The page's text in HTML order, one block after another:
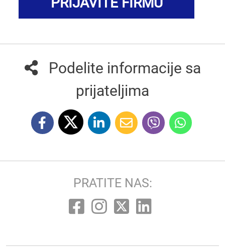
Podelite informacije sa
prijateljima
PRATITE NAS: